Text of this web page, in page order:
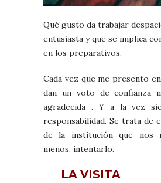
Qué gusto da trabajar
entusiasta y que se implica
en los preparativos.
Cada vez que me presento
dan un voto de confianza
agradecida . Y a la vez
responsabilidad. Se trata de
de la institución que nos
menos, intentarlo.
LA VISITA